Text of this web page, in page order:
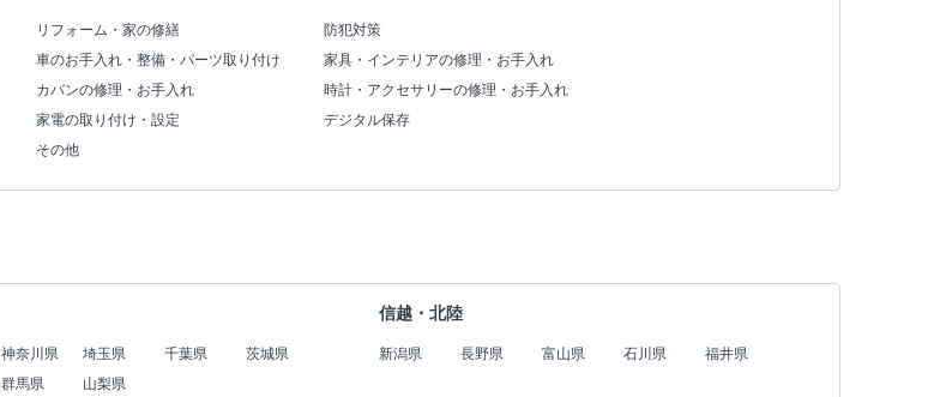
リフォーム・家の修繕
防犯対策
車のお手入れ・整備・パーツ取り付け
家具・インテリアの修理・お手入れ
カバンの修理・お手入れ
時計・アクセサリーの修理・お手入れ
家電の取り付け・設定
デジタル保存
その他
神奈川県 埼玉県 千葉県
茨城県
群馬県 山梨県
信越・北陸
新潟県 長野県 富山県 石川県 福井県